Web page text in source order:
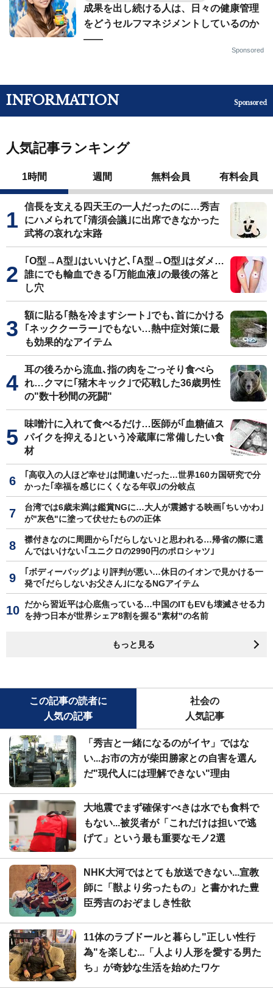
成果を出し続ける人は、日々の健康管理
をどうセルフマネジメントしているのか
——
Sponsored
INFORMATION Sponsored
人気記事ランキング
1時間 週間 無料会員 有料会員
信長を支える四天王の一人だったのに…秀吉
にハメられて｢清須会議｣に出席できなかった
武将の哀れな末路
｢O型→A型｣はいいけど､｢A型→O型｣はダメ…
誰にでも輸血できる｢万能血液｣の最後の落と
し穴
額に貼る｢熱を冷ますシート｣でも､首にかける
｢ネッククーラー｣でもない…熱中症対策に最
も効果的なアイテム
耳の後ろから流血､指の肉をごっそり食べら
れ…クマに｢猪木キック｣で応戦した36歳男性
の"数十秒間の死闘"
味噌汁に入れて食べるだけ…医師が｢血糖値ス
パイクを抑える｣という冷蔵庫に常備したい食
材
｢高収入の人ほど幸せ｣は間違いだった…世界160カ国研究で分
かった｢幸福を感じにくくなる年収｣の分岐点
台湾では6歳未満は鑑賞NGに…大人が震撼する映画｢ちいかわ｣
が"灰色"に塗って伏せたものの正体
襟付きなのに周囲から｢だらしない｣と思われる…帰省の際に選
んではいけない｢ユニクロの2990円のポロシャツ｣
｢ボディーバッグ｣より評判が悪い…休日のイオンで見かける一
発で｢だらしないお父さん｣になるNGアイテム
だから習近平は心底焦っている…中国のITもEVも壊滅させる力
を持つ日本が世界シェア8割を握る"素材"の名前
もっと見る
この記事の読者に
人気の記事
社会の
人気記事
「秀吉と一緒になるのがイヤ」ではな
い...お市の方が柴田勝家との自害を選ん
だ"現代人には理解できない"理由
大地震でまず確保すべきは水でも食料で
もない...被災者が「これだけは担いで逃
げて」という最も重要なモノ2選
NHK大河ではとても放送できない...宣教
師に「獣より劣ったもの」と書かれた豊
臣秀吉のおぞましき性欲
11体のラブドールと暮らし"正しい性行
為"を楽しむ...「人より人形を愛する男た
ち」が奇妙な生活を始めたワケ